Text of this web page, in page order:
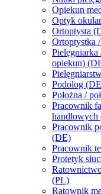
Opiekun
Optyk
Ortoptysta
Ortoptystka
Pielęgniarka
opiekun)
Podolog
Położna /
Pracownik
handlowych
Pracownik
(DE)
Pracownik
Protetyk
(PL)
Ratownik